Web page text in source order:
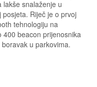
lakše snalaženje u
Riječ je o prvoj
tehnologiju na
beacon prijenosnika
u parkovima.